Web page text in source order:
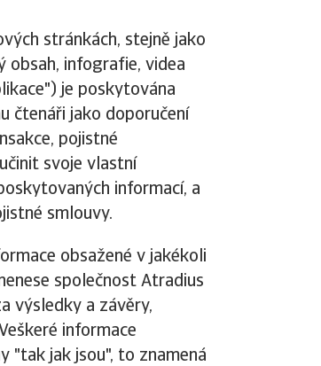
stránkách, stejně jako
obsah, infografie, videa
je poskytována
čtenáři jako doporučení
pojistné
svoje vlastní
informací, a
smlouvy.
obsažené v jakékoli
společnost Atradius
výsledky a závěry,
informace
"tak jak jsou", to znamená